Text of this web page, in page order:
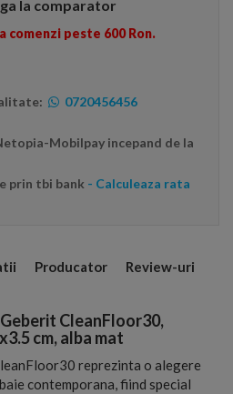
la comparator
comenzi peste 600 Ron.
0720456456
Mobilpay incepand de la
prin tbi bank - Calculeaza rata
Producator Review-uri
CleanFloor30,
cm, alba mat
reprezinta o alegere
contemporana, fiind special